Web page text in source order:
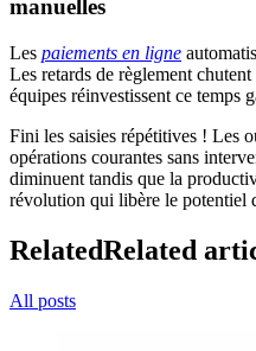
manuelles
Les paiements en ligne
Les retards de règlement
équipes réinvestissent ce temps
Fini les saisies répétitives ! Les
opérations courantes sans
diminuent tandis que la
révolution qui libère le potentiel
RelatedRelated
All posts